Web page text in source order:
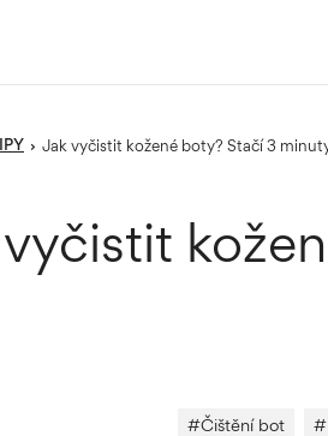
› Jak vyčistit kožené boty? Stačí 3
#Čištění bot #